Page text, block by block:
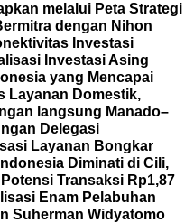
melalui Peta Strategi
dengan Nihon
Investasi
Investasi Asing
yang Mencapai
Layanan Domestik,
langsung Manado–
Delegasi
Layanan Bongkar
Diminati di Cili,
Transaksi Rp1,87
Enam Pelabuhan
Suherman Widyatomo